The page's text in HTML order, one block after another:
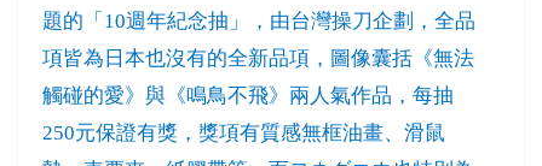
題的「 10週年紀念抽」，由台灣操刀企劃，全品
項皆為日本也沒有的全新品項，圖像囊括《無法
觸碰的愛》與《鳴鳥不飛》兩人氣作品，每抽
250元保證有獎，獎項有質感無框油畫、滑鼠